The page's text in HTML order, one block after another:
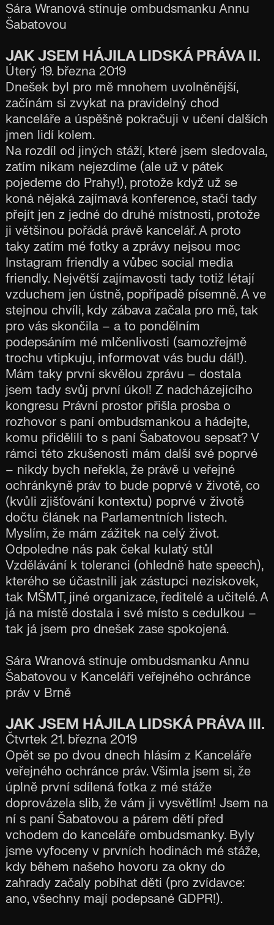
Sára Wranová stínuje ombudsmanku Annu
Šabatovou
JAK JSEM HÁJILA LIDSKÁ PRÁVA II.
Úterý 19. března 2019
Dnešek byl pro mě mnohem uvolněnější,
začínám si zvykat na pravidelný chod
kanceláře a úspěšně pokračuji v učení dalších
jmen lidí kolem.
Na rozdíl od jiných stáží, které jsem sledovala,
zatím nikam nejezdíme (ale už v pátek
pojedeme do Prahy!), protože když už se
koná nějaká zajímavá konference, stačí tady
přejít jen z jedné do druhé místnosti, protože
ji většinou pořádá právě kancelář. A proto
taky zatím mé fotky a zprávy nejsou moc
Instagram friendly a vůbec social media
friendly. Největší zajímavosti tady totiž létají
vzduchem jen ústně, popřípadě písemně. A ve
stejnou chvíli, kdy zábava začala pro mě, tak
pro vás skončila – a to pondělním
podepsáním mé mlčenlivosti (samozřejmě
trochu vtipkuju, informovat vás budu dál!).
Mám taky první skvělou zprávu – dostala
jsem tady svůj první úkol! Z nadcházejícího
kongresu Právní prostor přišla prosba o
rozhovor s paní ombudsmankou a hádejte,
komu přidělili to s paní Šabatovou sepsat? V
rámci této zkušenosti mám další své poprvé
– nikdy bych neřekla, že právě u veřejné
ochránkyně práv to bude poprvé v životě, co
(kvůli zjišťování kontextu) poprvé v životě
dočtu článek na Parlamentních listech.
Myslím, že mám zážitek na celý život.
Odpoledne nás pak čekal kulatý stůl
Vzdělávání k toleranci (ohledně hate speech),
kterého se účastnili jak zástupci neziskovek,
tak MŠMT, jiné organizace, ředitelé a učitelé. A
já na místě dostala i své místo s cedulkou –
tak já jsem pro dnešek zase spokojená.
Sára Wranová stínuje ombudsmanku Annu
Šabatovou v Kanceláři veřejného ochránce
práv v Brně
JAK JSEM HÁJILA LIDSKÁ PRÁVA III.
Čtvrtek 21. března 2019
Opět se po dvou dnech hlásím z Kanceláře
veřejného ochránce práv. Všimla jsem si, že
úplně první sdílená fotka z mé stáže
doprovázela slib, že vám ji vysvětlím! Jsem na
ní s paní Šabatovou a párem dětí před
vchodem do kanceláře ombudsmanky. Byly
jsme vyfoceny v prvních hodinách mé stáže,
kdy během našeho hovoru za okny do
zahrady začaly pobíhat děti (pro zvídavce:
ano, všechny mají podepsané GDPR!).